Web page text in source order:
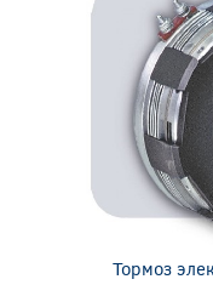
Тормоз